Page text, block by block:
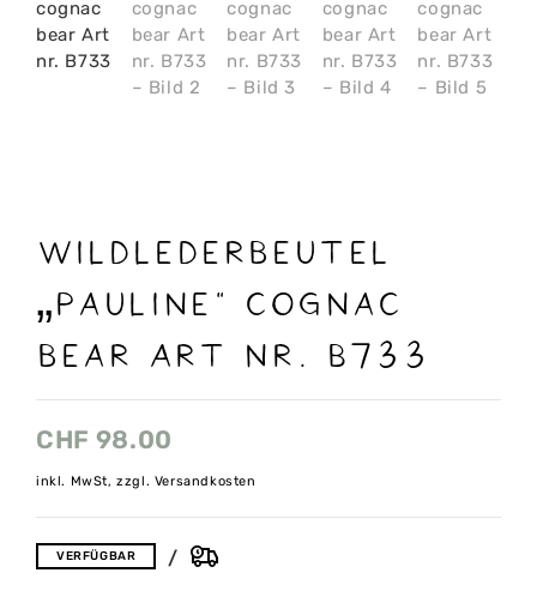
Wildlederbeutel
„Pauline“ cognac
bear Art nr. B733
CHF 98.00
inkl. MwSt, zzgl. Versandkosten
VERFÜGBAR